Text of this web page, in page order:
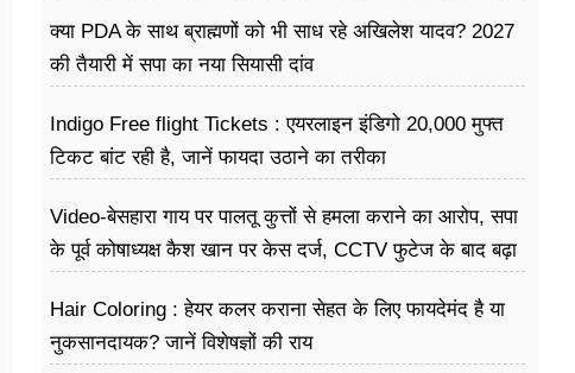
क्या PDA के साथ ब्राह्मणों को भी साध रहे अखिलेश यादव? 2027
की तैयारी में सपा का नया सियासी दांव
Indigo Free flight Tickets : एयरलाइन इंडिगो 20,000 मुफ्त
टिकट बांट रही है, जानें फायदा उठाने का तरीका
Video-बेसहारा गाय पर पालतू कुत्तों से हमला कराने का आरोप, सपा
के पूर्व कोषाध्यक्ष कैश खान पर केस दर्ज, CCTV फुटेज के बाद बढ़ा
Hair Coloring : हेयर कलर कराना सेहत के लिए फायदेमंद है या
नुकसानदायक? जानें विशेषज्ञों की राय